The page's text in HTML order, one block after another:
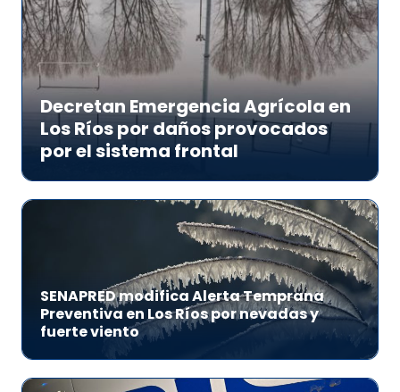
Decretan Emergencia Agrícola en
Los Ríos por daños provocados
por el sistema frontal
SENAPRED modifica Alerta Temprana
Preventiva en Los Ríos por nevadas y
fuerte viento